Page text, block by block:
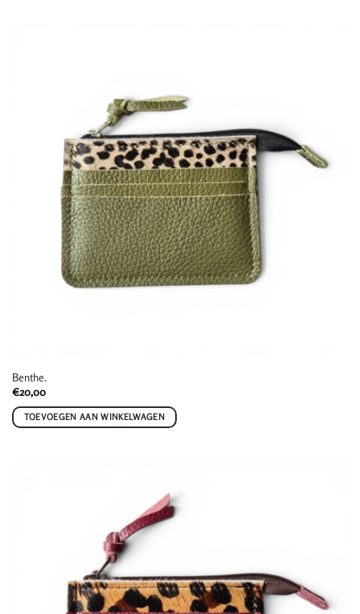
Benthe.
€20,00
TOEVOEGEN AAN WINKELWAGEN